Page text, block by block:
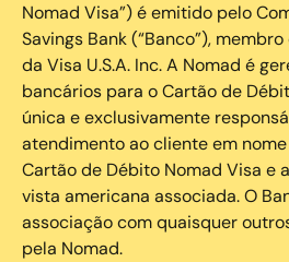
Nomad Visa”) é emitido pelo
Savings Bank (“Banco”),
da Visa U.S.A. Inc. A Nomad é
bancários para o Cartão de
única e exclusivamente
atendimento ao cliente em
Cartão de Débito Nomad Visa e
vista americana associada. O
associação com quaisquer
pela Nomad.